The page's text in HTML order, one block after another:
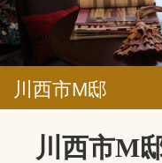
川西市M邸
川西市M